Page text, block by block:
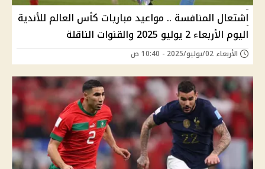
اشتعال المنافسة .. مواعيد مباريات كأس العالم للأندية
اليوم الأربعاء 2 يوليو 2025 والقنوات الناقلة
الأربعاء 02/يوليو/2025 - 10:40 ص